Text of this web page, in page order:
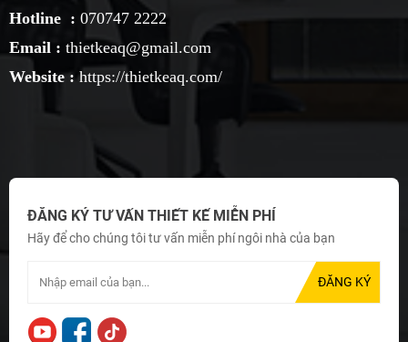
Hotline : 070747 2222
Email : thietkeaq@gmail.com
Website :https://thietkeaq.com/
ĐĂNG KÝ TƯ VẤN THIẾT KẾ MIỄN PHÍ
Hãy để cho chúng tôi tư vấn miễn phí ngôi nhà của bạn